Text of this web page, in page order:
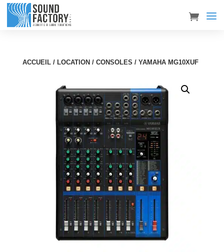
ACCUEIL/ LOCATION / CONSOLES / YAMAHA MG10XUF